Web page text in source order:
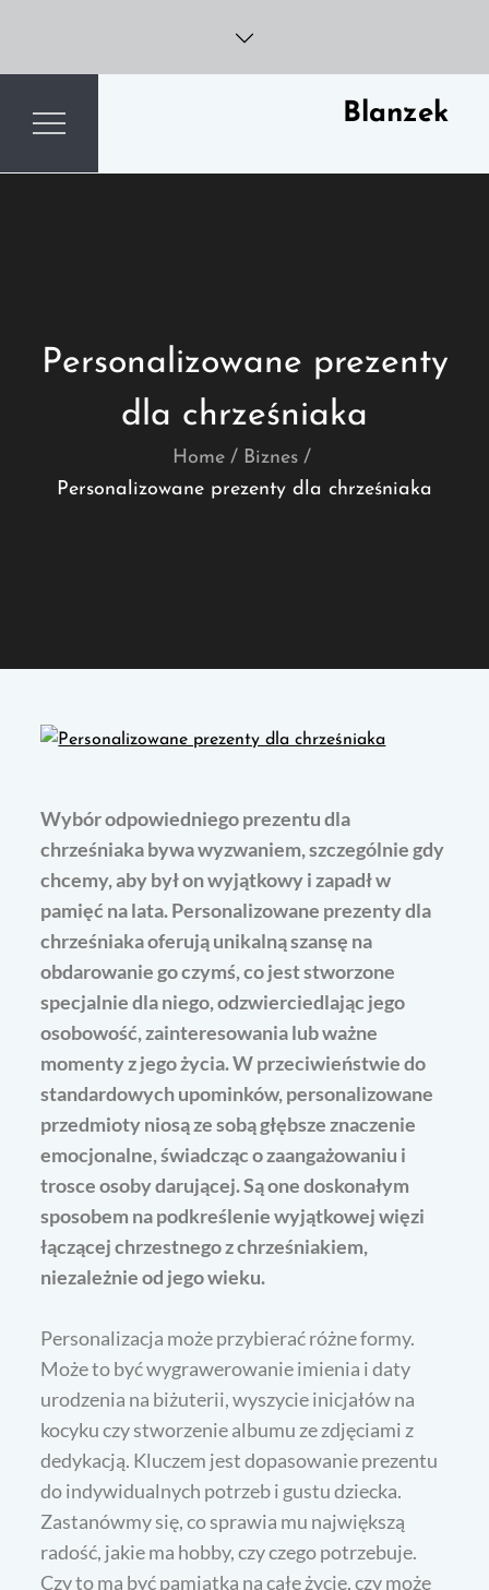
content
Blanzek
Personalizowane prezenty
dla chrześniaka
Home
Biznes
Personalizowane prezenty dla chrześniaka
Wybór odpowiedniego prezentu dla
chrześniaka bywa wyzwaniem, szczególnie gdy
chcemy, aby był on wyjątkowy i zapadł w
pamięć na lata. Personalizowane prezenty dla
chrześniaka oferują unikalną szansę na
obdarowanie go czymś, co jest stworzone
specjalnie dla niego, odzwierciedlając jego
osobowość, zainteresowania lub ważne
momenty z jego życia. W przeciwieństwie do
standardowych upominków, personalizowane
przedmioty niosą ze sobą głębsze znaczenie
emocjonalne, świadcząc o zaangażowaniu i
trosce osoby darującej. Są one doskonałym
sposobem na podkreślenie wyjątkowej więzi
łączącej chrzestnego z chrześniakiem,
niezależnie od jego wieku.
Personalizacja może przybierać różne formy.
Może to być wygrawerowanie imienia i daty
urodzenia na biżuterii, wyszycie inicjałów na
kocyku czy stworzenie albumu ze zdjęciami z
dedykacją. Kluczem jest dopasowanie prezentu
do indywidualnych potrzeb i gustu dziecka.
Zastanówmy się, co sprawia mu największą
radość, jakie ma hobby, czy czego potrzebuje.
Czy to ma być pamiątka na całe życie, czy może